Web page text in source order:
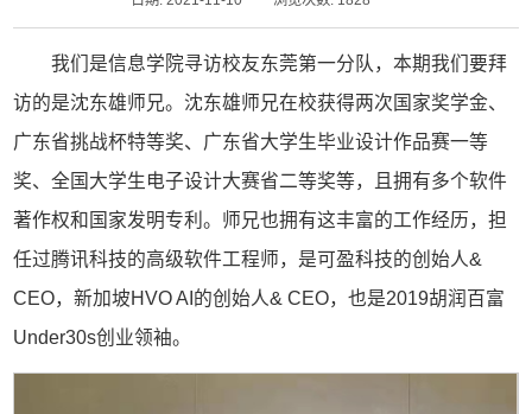
我们是信息学院寻访校友东莞第一分队，本期我们要拜
访的是沈东雄师兄。沈东雄师兄在校获得两次国家奖学金、
广东省挑战杯特等奖、广东省大学生毕业设计作品赛一等
奖、全国大学生电子设计大赛省二等奖等，且拥有多个软件
著作权和国家发明专利。师兄也拥有这丰富的工作经历，担
任过腾讯科技的高级软件工程师，是可盈科技的创始人&
CEO，新加坡HVO AI的创始人& CEO，也是2019胡润百富
Under30s创业领袖。